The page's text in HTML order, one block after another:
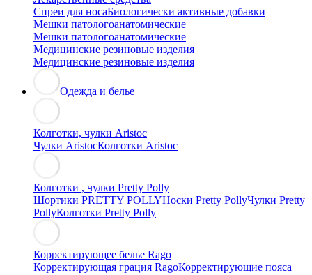
Спреи для носаБиологически активные добавки
Мешки патологоанатомические
Мешки патологоанатомические
Медицинские резиновые изделия
Медицинские резиновые изделия
Одежда и белье
Колготки, чулки Aristoc
Чулки AristocКолготки Aristoc
Колготки , чулки Pretty Polly
Шортики PRETTY POLLYНоски Pretty PollyЧулки Pretty
PollyКолготки Pretty Polly
Корректирующее белье Rago
Корректирующая грация RagoКорректирующие пояса